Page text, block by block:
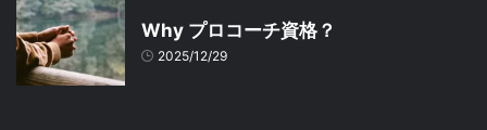
Why プロコーチ資格？
2025/12/29